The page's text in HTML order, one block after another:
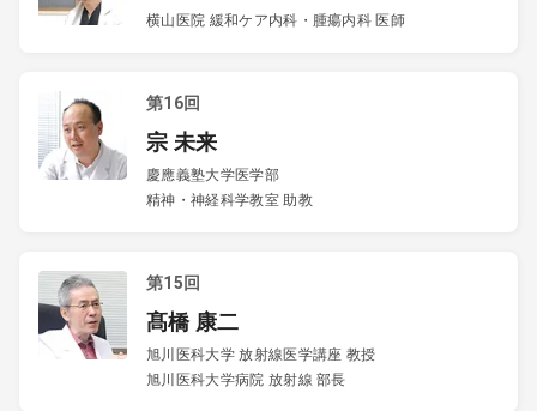
横山医院 緩和ケア内科・腫瘍内科 医師
第16回
宗 未来
慶應義塾大学医学部
精神・神経科学教室 助教
第15回
髙橋 康二
旭川医科大学 放射線医学講座 教授
旭川医科大学病院 放射線 部長